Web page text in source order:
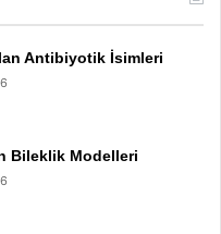
Antibiyotik İsimleri
Bileklik Modelleri